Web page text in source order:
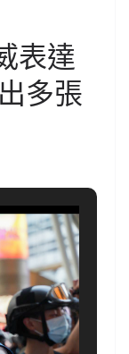
表達
多張